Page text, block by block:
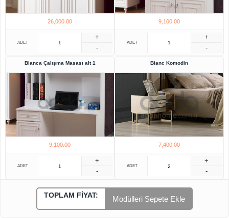
26,000.00
ADET
+
-
9,100.00
ADET
+
-
Bianca Çalışma Masası alt 1
9,100.00
ADET
+
-
Bianc Komodin
7,400.00
ADET
+
-
TOPLAM FIYAT: Modülleri Sepete Ekle